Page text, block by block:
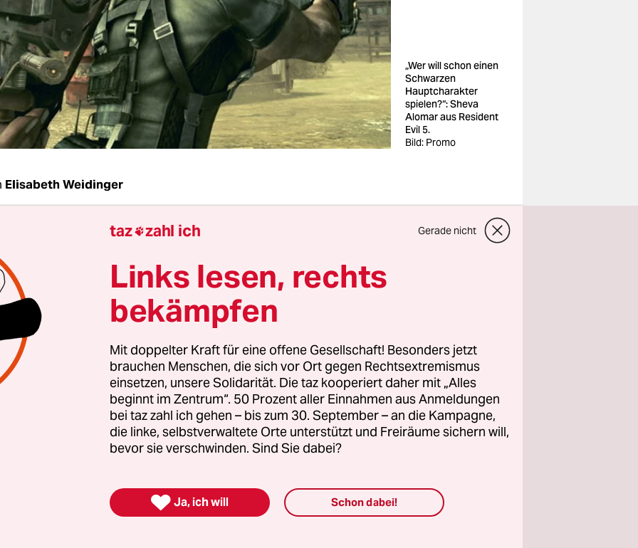
„Wer will schon einen
Schwarzen
Hauptcharakter
spielen?“: Sheva
Alomar aus Resident
Evil 5.
Bild: Promo
Elisabeth Weidinger
Peterson, sie beschäftigen sich rassismuskritisch mit
Warum ist es überhaupt wichtig, sich kritisch mit
auseinanderzusetzen?
Ich halte es für genauso wichtig wie eine kritische
Filmen oder Büchern. Man sollte Videospiele nicht mehr
als Teil der Popkultur ernst nehmen. Wir
Zeit mit ihnen: Ein Rollenspiel dauert um die 40
Vergleich zu einem zwei Stunden langen Film ist das ganz
Jugendlichen gehören Videospiele zu ihren Hobbys, immer
auf andere Bereiche aus und werden zum Beispiel
ist es wichtig deren Inhalte kritisch zu betrachten,
taz zahl ich Gerade nicht
Links lesen, rechts
bekämpfen
Mit doppelter Kraft für eine offene Gesellschaft! Besonders jetzt
brauchen Menschen, die sich vor Ort gegen Rechtsextremismus
einsetzen, unsere Solidarität. Die taz kooperiert daher mit „Alles
beginnt im Zentrum“. 50 Prozent aller Einnahmen aus Anmeldungen
bei taz zahl ich gehen – bis zum 30. September – an die Kampagne,
die linke, selbstverwaltete Orte unterstützt und Freiräume sichern will,
bevor sie verschwinden. Sind Sie dabei?
 Ja, ich will Schon dabei!